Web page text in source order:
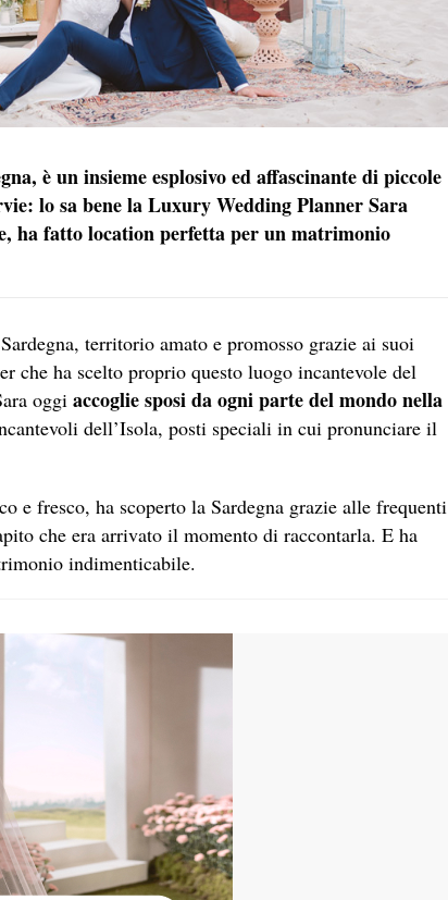
è un insieme esplosivo ed affascinante di piccole
lo sa bene la Luxury Wedding Planner Sara
ha fatto location perfetta per un matrimonio
territorio amato e promosso grazie ai suoi
che ha scelto proprio questo luogo incantevole del
oggi accoglie sposi da ogni parte del mondo nella
dell’Isola, posti speciali in cui pronunciare il
e fresco, ha scoperto la Sardegna grazie alle frequenti
che era arrivato il momento di raccontarla. E ha
indimenticabile.